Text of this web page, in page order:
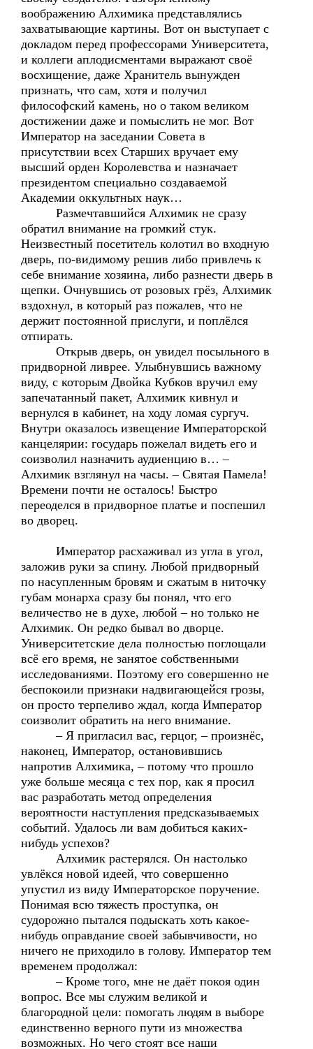
воображению Алхимика представлялись
захватывающие картины. Вот он выступает с
докладом перед профессорами Университета,
и коллеги аплодисментами выражают своё
восхищение, даже Хранитель вынужден
признать, что сам, хотя и получил
философский камень, но о таком великом
достижении даже и помыслить не мог. Вот
Император на заседании Совета в
присутствии всех Старших вручает ему
высший орден Королевства и назначает
президентом специально создаваемой
Академии оккультных наук…
Размечтавшийся Алхимик не сразу
обратил внимание на громкий стук.
Неизвестный посетитель колотил во входную
дверь, по-видимому решив либо привлечь к
себе внимание хозяина, либо разнести дверь в
щепки. Очнувшись от розовых грёз, Алхимик
вздохнул, в который раз пожалев, что не
держит постоянной прислуги, и поплёлся
отпирать.
Открыв дверь, он увидел посыльного в
придворной ливрее. Улыбнувшись важному
виду, с которым Двойка Кубков вручил ему
запечатанный пакет, Алхимик кивнул и
вернулся в кабинет, на ходу ломая сургуч.
Внутри оказалось извещение Императорской
канцелярии: государь пожелал видеть его и
соизволил назначить аудиенцию в… –
Алхимик взглянул на часы. – Святая Памела!
Времени почти не осталось! Быстро
переоделся в придворное платье и поспешил
во дворец.
Император расхаживал из угла в угол,
заложив руки за спину. Любой придворный
по насупленным бровям и сжатым в ниточку
губам монарха сразу бы понял, что его
величество не в духе, любой – но только не
Алхимик. Он редко бывал во дворце.
Университетские дела полностью поглощали
всё его время, не занятое собственными
исследованиями. Поэтому его совершенно не
беспокоили признаки надвигающейся грозы,
он просто терпеливо ждал, когда Император
соизволит обратить на него внимание.
– Я пригласил вас, герцог, – произнёс,
наконец, Император, остановившись
напротив Алхимика, – потому что прошло
уже больше месяца с тех пор, как я просил
вас разработать метод определения
вероятности наступления предсказываемых
событий. Удалось ли вам добиться каких-
нибудь успехов?
Алхимик растерялся. Он настолько
увлёкся новой идеей, что совершенно
упустил из виду Императорское поручение.
Понимая всю тяжесть проступка, он
судорожно пытался подыскать хоть какое-
нибудь оправдание своей забывчивости, но
ничего не приходило в голову. Император тем
временем продолжал:
– Кроме того, мне не даёт покоя один
вопрос. Все мы служим великой и
благородной цели: помогать людям в выборе
единственно верного пути из множества
возможных. Но чего стоят все наши